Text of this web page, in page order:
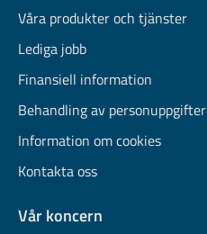
Våra produkter och tjänster
Lediga jobb
Finansiell information
Behandling av personuppgifter
Information om cookies
Kontakta oss
Vår koncern